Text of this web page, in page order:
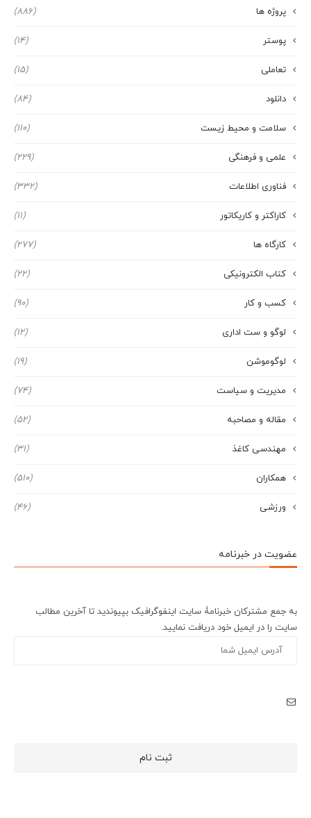
پروژه ها (886)
پوستر (14)
تعاملی (15)
دانلود (84)
سلامت و محیط زیست (110)
علمی و فرهنگی (229)
فناوری اطلاعات (332)
کاراکتر و کاریکاتور (11)
کارگاه ها (277)
کتاب الکترونیکی (22)
کسب و کار (90)
لوگو و ست اداری (12)
لوگوموشن (19)
مدیریت و سیاست (74)
مقاله و مصاحبه (52)
مهندسی کاغذ (31)
همکاران (510)
ورزشی (46)
عضویت در خبرنامه
به جمع مشترکان خبرنامۀ سایت اینفوگرافیک بپیوندید تا آخرین مطالب
سایت را در ایمیل خود دریافت نمایید.